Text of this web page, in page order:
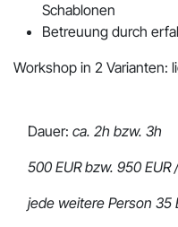
Schablonen
Betreuung durch
Workshop in 2 Varianten:
Dauer: ca. 2h bzw. 3h
500 EUR bzw. 950 EUR
jede weitere Person 35